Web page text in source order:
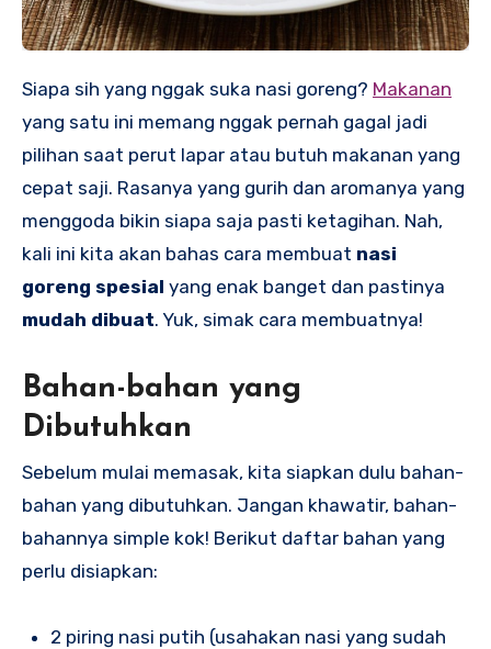
Siapa sih yang nggak suka nasi goreng? Makanan
yang satu ini memang nggak pernah gagal jadi
pilihan saat perut lapar atau butuh makanan yang
cepat saji. Rasanya yang gurih dan aromanya yang
menggoda bikin siapa saja pasti ketagihan. Nah,
kali ini kita akan bahas cara membuat nasi
goreng spesial yang enak banget dan pastinya
mudah dibuat. Yuk, simak cara membuatnya!
Bahan-bahan yang
Dibutuhkan
Sebelum mulai memasak, kita siapkan dulu bahan-
bahan yang dibutuhkan. Jangan khawatir, bahan-
bahannya simple kok! Berikut daftar bahan yang
perlu disiapkan:
2 piring nasi putih (usahakan nasi yang sudah